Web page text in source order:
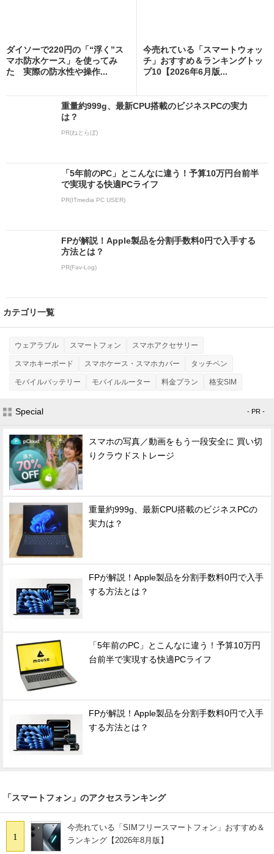
ダイソーで220円の「“浮く”ス
マホ防水ケース」を使ってみ
た 実際の防水性や操作...
今売れている「スマートウォッ
チ」おすすめ＆ランキングトッ
プ10【2026年6月版...
重量約999g、最新CPU搭載のビジネスPCの実力
は？
PR(ねとらぼ)
「5年前のPC」とこんなに違う！予算10万円台前半
で実現する快適PCライフ
PR(ITmedia PC USER)
FPが解説！Apple製品を分割手数料0円で入手する
方法とは？
PR(Fav-Log)
カテゴリ一覧
ウェアラブル スマートフォン スマホアクセサリー
スマホキーボード スマホケース・スマホカバー タッチペン
モバイルバッテリー モバイルルーター 料金プラン 格安SIM
Special - PR -
スマホの写真／動画をもう一段安全に 買い切
りクラウドストレージ
重量約999g、最新CPU搭載のビジネスPCの
実力は？
FPが解説！Apple製品を分割手数料0円で入手
する方法とは？
「5年前のPC」とこんなに違う！予算10万円
台前半で実現する快適PCライフ
FPが解説！Apple製品を分割手数料0円で入手
する方法とは？
「スマートフォン」のアクセスランキング
1
今売れている「SIMフリースマートフォン」おすすめ＆
ランキング【2026年8月版】